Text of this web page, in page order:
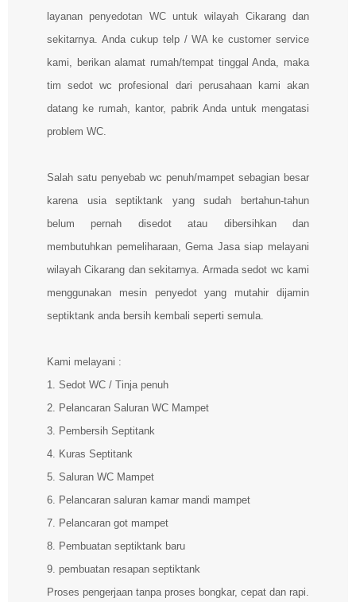
layanan penyedotan WC untuk wilayah Cikarang dan
sekitarnya. Anda cukup telp / WA ke customer service
kami, berikan alamat rumah/tempat tinggal Anda, maka
tim sedot wc profesional dari perusahaan kami akan
datang ke rumah, kantor, pabrik Anda untuk mengatasi
problem WC.
Salah satu penyebab wc penuh/mampet sebagian besar
karena usia septiktank yang sudah bertahun-tahun
belum pernah disedot atau dibersihkan dan
membutuhkan pemeliharaan, Gema Jasa siap melayani
wilayah Cikarang dan sekitarnya. Armada sedot wc kami
menggunakan mesin penyedot yang mutahir dijamin
septiktank anda bersih kembali seperti semula.
Kami melayani :
1. Sedot WC / Tinja penuh
2. Pelancaran Saluran WC Mampet
3. Pembersih Septitank
4. Kuras Septitank
5. Saluran WC Mampet
6. Pelancaran saluran kamar mandi mampet
7. Pelancaran got mampet
8. Pembuatan septiktank baru
9. pembuatan resapan septiktank
Proses pengerjaan tanpa proses bongkar, cepat dan rapi.